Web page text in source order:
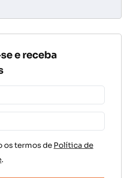
e receba
os termos de Política de
.